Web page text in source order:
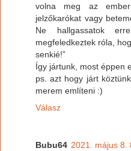
volna meg az
jelzőkarókat vagy
Ne hallgassatok
megfeledkeztek róla,
senkié!”
Így jártunk, most éppen
ps. azt hogy járt
merem említeni :)
Válasz
Bubu64 2021. május 8.